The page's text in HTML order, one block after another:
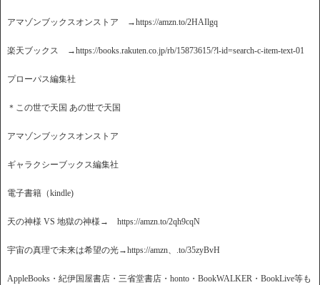
アマゾンブックスオンストア →https://amzn.to/2HAIlgq
楽天ブックス →https://books.rakuten.co.jp/rb/15873615/?l-id=search-c-item-text-01
プローパス編集社
＊この世で天国 あの世で天国
アマゾンブックスオンストア
ギャラクシーブックス編集社
電子書籍（kindle)
天の神様 VS 地獄の神様→ https://amzn.to/2qh9cqN
宇宙の真理で未来は希望の光→https://amzn、.to/35zyBvH
AppleBooks・紀伊国屋書店・三省堂書店・honto・BookWALKER・BookLive等も